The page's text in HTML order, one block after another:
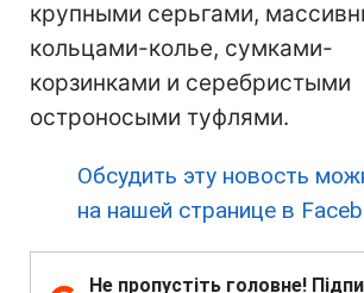
крупными серьгами,
кольцами-колье, сумками-
корзинками и серебристыми
остроносыми туфлями.
Обсудить эту новость
на нашей странице в
Не пропустіть головне!